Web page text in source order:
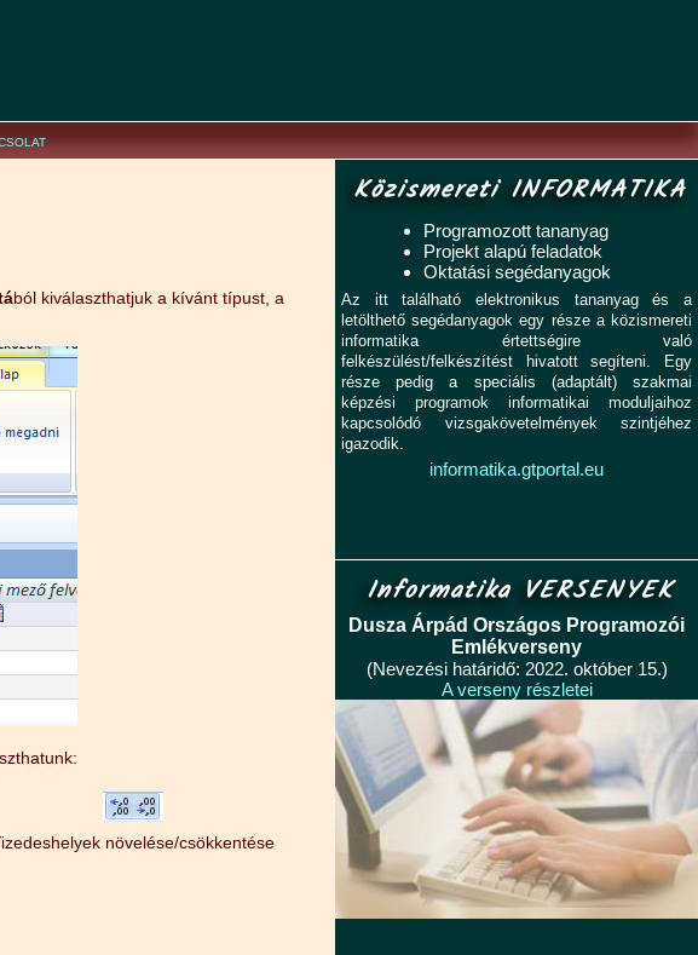
ból kiválaszthatjuk a kívánt típust, a
növelése/csökkentése
Közismereti INFORMATIKA
Programozott tananyag
Projekt alapú feladatok
Oktatási segédanyagok
Az itt található elektronikus tananyag és a
letölthető segédanyagok egy része a közismereti
informatika értettségire való
felkészülést/felkészítést hivatott segíteni. Egy
része pedig a speciális (adaptált) szakmai
képzési programok informatikai moduljaihoz
kapcsolódó vizsgakövetelmények szintjéhez
igazodik.
informatika.gtportal.eu
Informatika VERSENYEK
Dusza Árpád Országos Programozói
Emlékverseny
(Nevezési határidő: 2022. október 15.)
A verseny részletei